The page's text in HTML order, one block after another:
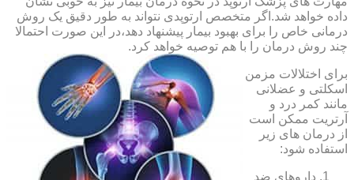
داده خواهد شد.اگر متخصص ارتوپدی نتواند به طور دقیق یک روش
درمانی خاص را برای بهبود بیمار پیشنهاد دهد،در این صورت احتمالا
چند روش درمان را با هم توصیه خواهد کرد.
برای اختلالات مزمن
اسکلتی و عضلانی
مانند کمر درد و
آرتریت ممکن است
از درمان های زیر
استفاده شود:
داروهای ضد